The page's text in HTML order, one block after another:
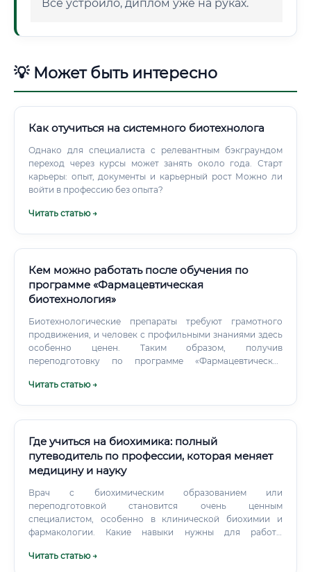
Все устроило, диплом уже на руках.
💡 Может быть интересно
Как отучиться на системного биотехнолога
Однако для специалиста с релевантным бэкграундом
переход через курсы может занять около года. Старт
карьеры: опыт, документы и карьерный рост Можно ли
войти в профессию без опыта?
Читать статью →
Кем можно работать после обучения по
программе «Фармацевтическая
биотехнология»
Биотехнологические препараты требуют грамотного
продвижения, и человек с профильными знаниями здесь
особенно ценен. Таким образом, получив
переподготовку по программе «Фармацевтическая
совершенно разных карьерных путей. И это большое
Читать статью →
Где учиться на биохимика: полный
путеводитель по профессии, которая меняет
медицину и науку
Врач с биохимическим образованием или
переподготовкой становится очень ценным
специалистом, особенно в клинической биохимии и
фармакологии. Какие навыки нужны для работы
блока.
Читать статью →